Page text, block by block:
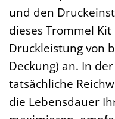
und den
dieses Trommel
Druckleistung von
Deckung) an. In
tatsächliche
die Lebensdauer